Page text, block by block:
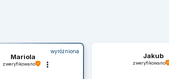
wyróżniona
Mariola
zweryfikowano
Jakub
zweryfikowano